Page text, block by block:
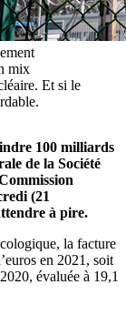
mix
Et si le
100 milliards
de la Société
(21
à pire.
la facture
en 2021, soit
évaluée à 19,1